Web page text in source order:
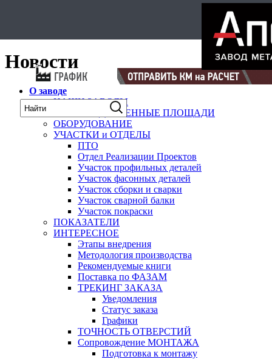
Новости
О заводе
НАШИ ЗАВОДЫ
ПРОИЗВОДСТВЕННЫЕ ПЛОЩАДИ
ОБОРУДОВАНИЕ
УЧАСТКИ и ОТДЕЛЫ
ПТО
Отдел Реализации Проектов
Участок профильных деталей
Участок фасонных деталей
Участок сборки и сварки
Участок сварной балки
Участок покраски
ПОКАЗАТЕЛИ
ИНТЕРЕСНОЕ
Этапы внедрения
Методология производства
Рекомендуемые книги
Поставка по ФАЗАМ
ТРЕКИНГ ЗАКАЗА
Уведомления
Статус заказа
Графики
ТОЧНОСТЬ ОТВЕРСТИЙ
Сопровождение МОНТАЖА
Подготовка к монтажу